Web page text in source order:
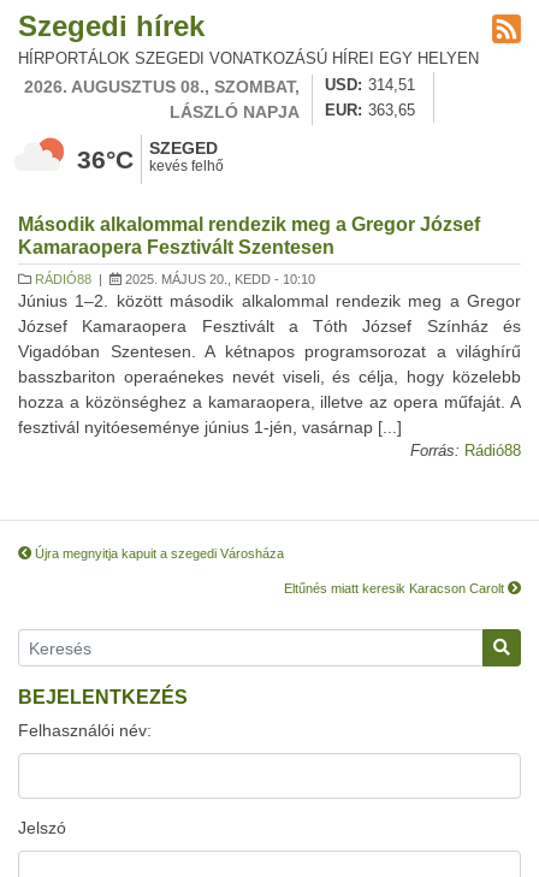
Szegedi hírek
HÍRPORTÁLOK SZEGEDI VONATKOZÁSÚ HÍREI EGY HELYEN
2026. AUGUSZTUS 08., SZOMBAT,
LÁSZLÓ NAPJA
USD
314,51
EUR
363,65
36°C SZEGED
kevés felhő
Második alkalommal rendezik meg a Gregor József
Kamaraopera Fesztivált Szentesen
RÁDIÓ88 | 2025. MÁJUS 20., KEDD - 10:10
Június 1–2. között második alkalommal rendezik meg a Gregor
József Kamaraopera Fesztivált a Tóth József Színház és
Vigadóban Szentesen. A kétnapos programsorozat a világhírű
basszbariton operaénekes nevét viseli, és célja, hogy közelebb
hozza a közönséghez a kamaraopera, illetve az opera műfaját. A
fesztivál nyitóeseménye június 1-jén, vasárnap [...]
Forrás: Rádió88
Újra megnyitja kapuit a szegedi Városháza
Eltűnés miatt keresik Karacson Carolt
BEJELENTKEZÉS
Felhasználói név:
Jelszó